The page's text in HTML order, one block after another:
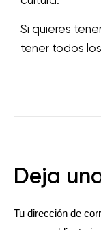
Si quieres
tener todos
Deja
Tu dirección de